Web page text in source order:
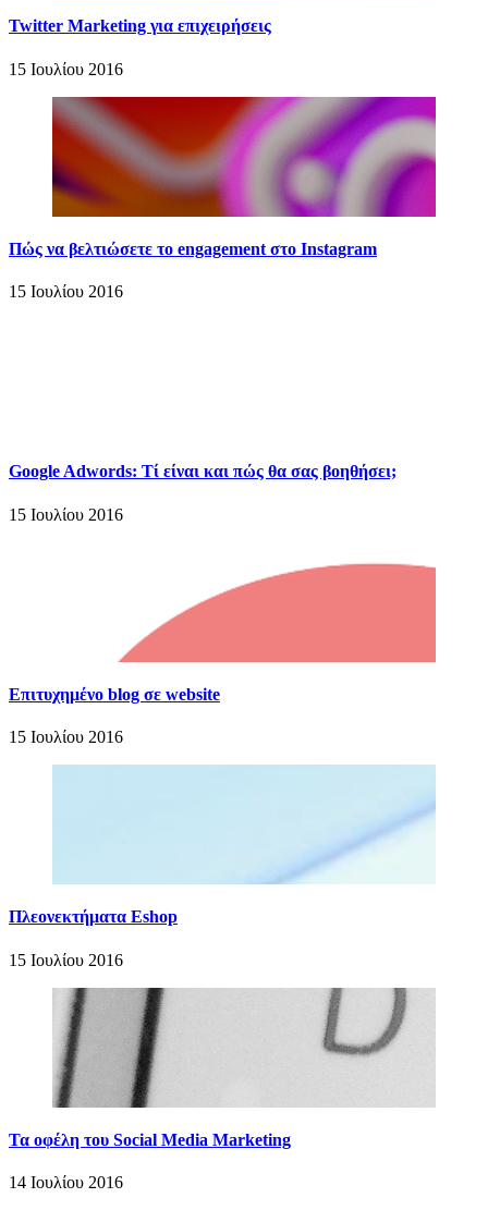
Twitter Marketing για επιχειρήσεις
15 Ιουλίου 2016
Πώς να βελτιώσετε το engagement στο Instagram
15 Ιουλίου 2016
Google Adwords: Τί είναι και πώς θα σας βοηθήσει;
15 Ιουλίου 2016
Επιτυχημένο blog σε website
15 Ιουλίου 2016
Πλεονεκτήματα Eshop
15 Ιουλίου 2016
Τα οφέλη του Social Media Marketing
14 Ιουλίου 2016